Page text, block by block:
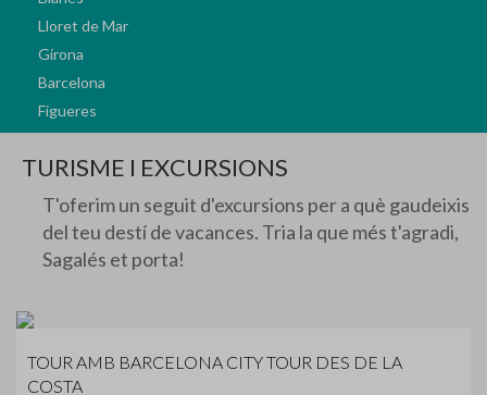
Lloret de Mar
Girona
Barcelona
Figueres
TURISME I EXCURSIONS
T'oferim un seguit d'excursions per a què gaudeixis
del teu destí de vacances. Tria la que més t'agradi,
Sagalés et porta!
TOUR AMB BARCELONA CITY TOUR DES DE LA
COSTA